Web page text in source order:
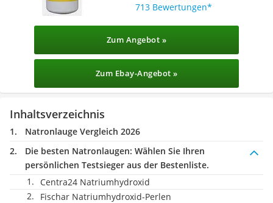
713 Bewertungen
Zum Angebot »
Zum Ebay-Angebot »
Inhaltsverzeichnis
Natronlauge Vergleich 2026
Die besten Natronlaugen: Wählen Sie Ihren
persönlichen Testsieger aus der Bestenliste.
Centra24 Natriumhydroxid
Fischar Natriumhydroxid-Perlen